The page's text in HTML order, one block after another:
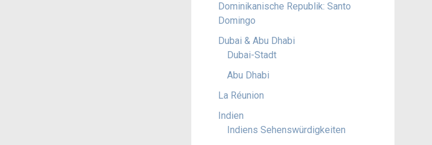
Dominikanische Republik: Santo
Domingo
Dubai & Abu Dhabi
Dubai-Stadt
Abu Dhabi
La Réunion
Indien
Indiens Sehenswürdigkeiten